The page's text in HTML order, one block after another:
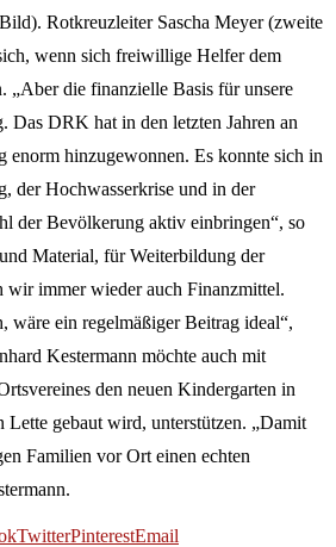
Rotkreuzleiter Sascha Meyer (zweite
wenn sich freiwillige Helfer dem
„Aber die finanzielle Basis für unsere
Das DRK hat in den letzten Jahren an
enorm hinzugewonnen. Es konnte sich in
der Hochwasserkrise und in der
der Bevölkerung aktiv einbringen“, so
Material, für Weiterbildung der
wir immer wieder auch Finanzmittel.
wäre ein regelmäßiger Beitrag ideal“,
Kestermann möchte auch mit
den neuen Kindergarten in
gebaut wird, unterstützen. „Damit
Familien vor Ort einen echten
TwitterPinterestEmail